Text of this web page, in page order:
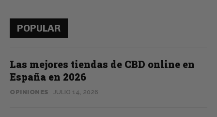
POPULAR
Las mejores tiendas de CBD online en
España en 2026
OPINIONES JULIO 14, 2026